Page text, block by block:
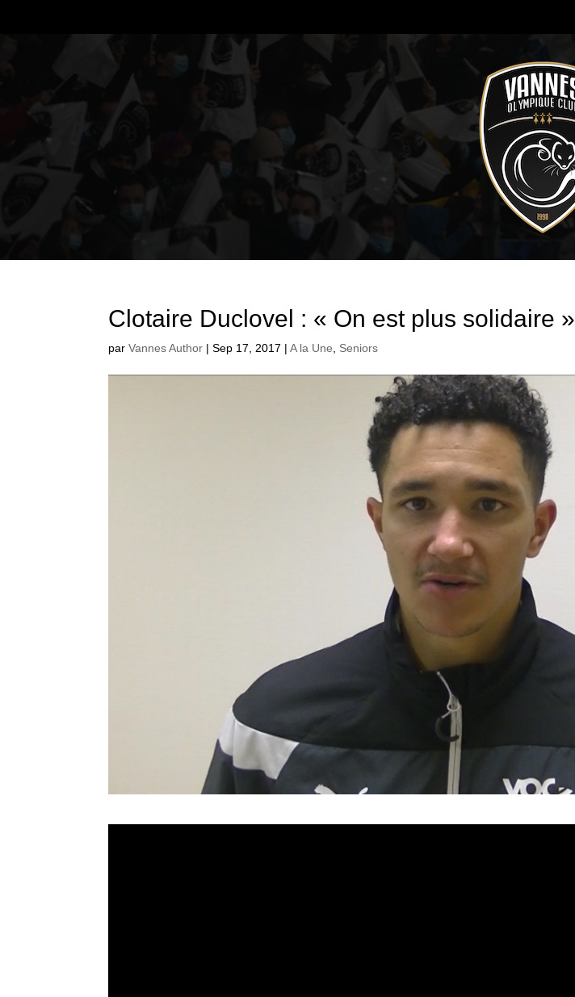
Clotaire Duclovel : « On est plus solidaire »
parVannes Author |Sep 17, 2017 |A la Une, Seniors